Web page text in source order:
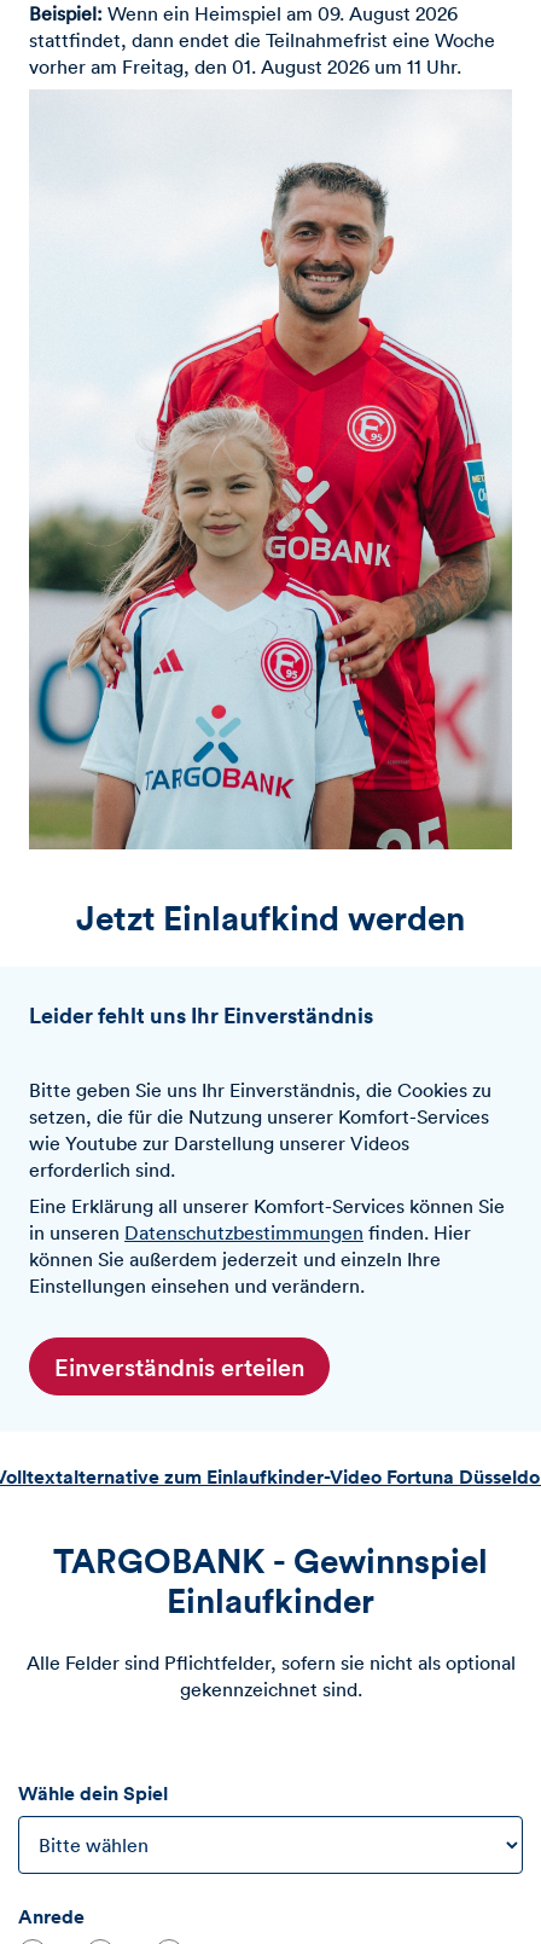
Beispiel: Wenn ein Heimspiel am 09. August 2026
stattfindet, dann endet die Teilnahmefrist eine Woche
vorher am Freitag, den 01. August 2026 um 11 Uhr.
Jetzt Einlaufkind werden
Leider fehlt uns Ihr Einverständnis
Bitte geben Sie uns Ihr Einverständnis, die Cookies zu
setzen, die für die Nutzung unserer Komfort-Services
wie Youtube zur Darstellung unserer Videos
erforderlich sind.
Eine Erklärung all unserer Komfort-Services können Sie
in unseren Datenschutzbestimmungen finden. Hier
können Sie außerdem jederzeit und einzeln Ihre
Einstellungen einsehen und verändern.
Einverständnis erteilen
zum Einlaufkinder-Video Fortuna
TARGOBANK - Gewinnspiel
Einlaufkinder
Alle Felder sind Pflichtfelder, sofern sie nicht als optional
gekennzeichnet sind.
Wähle dein Spiel
Anrede